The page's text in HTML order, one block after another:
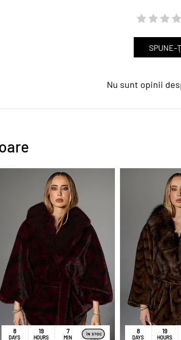
SPUNE-
Nu sunt opinii
8
DAYS
19
HOURS
7
MIN
48
SEC
8
DAYS
19
HOURS